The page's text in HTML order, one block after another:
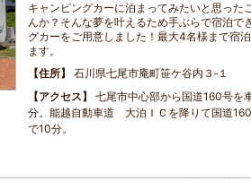
キャンピングカーに泊まってみたいと思った
んか？そんな夢を叶えるため手ぶらで宿泊で
グカーをご用意しました！最大4名様まで宿
ます。
住所
石川県七尾市庵町笹ケ谷内３‐１
アクセス
七尾市中心部から国道160号を
分。能越自動車道 大泊ＩＣを降りて国道
で10分。